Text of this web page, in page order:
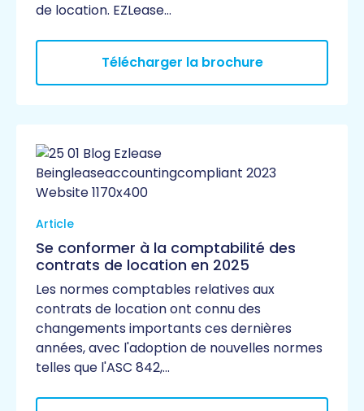
de location. EZLease…
Télécharger la brochure
Article
Se conformer à la comptabilité des
contrats de location en 2025
Les normes comptables relatives aux
contrats de location ont connu des
changements importants ces dernières
années, avec l'adoption de nouvelles normes
telles que l'ASC 842,...